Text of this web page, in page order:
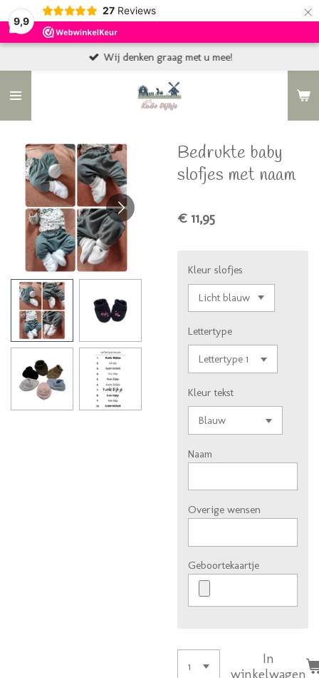
9,9
27 Reviews ×
Wij denken graag met u mee!
Bedrukte baby
slofjes met naam
€ 11,95
Kleur slofjes
Lettertype
Kleur tekst
Naam
Overige wensen
Geboortekaartje
In
winkelwagen